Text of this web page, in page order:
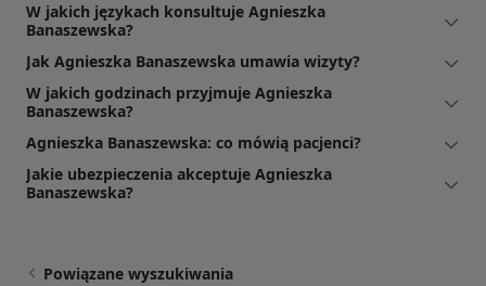
W jakich językach konsultuje Agnieszka
Banaszewska?
Jak Agnieszka Banaszewska umawia wizyty?
W jakich godzinach przyjmuje Agnieszka
Banaszewska?
Agnieszka Banaszewska: co mówią pacjenci?
Jakie ubezpieczenia akceptuje Agnieszka
Banaszewska?
Powiązane wyszukiwania